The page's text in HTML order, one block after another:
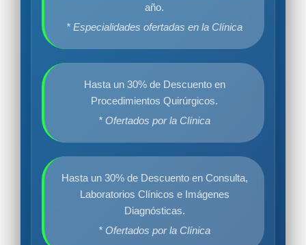
año.
* Especialidades ofertadas en la Clínica
Hasta un 30% de Descuento en
Procedimientos Quirúrgicos.
* Ofertados por la Clínica
Hasta un 30% de Descuento en Consulta,
Laboratorios Clínicos e Imágenes
Diagnósticas.
* Ofertados por la Clínica